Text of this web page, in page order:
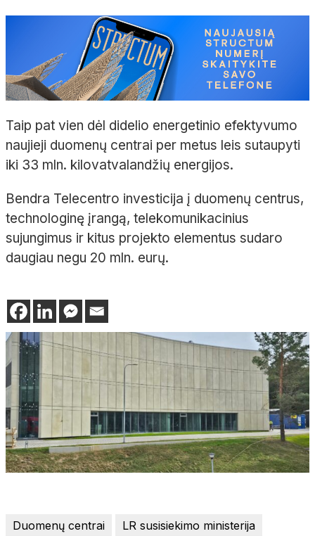
Taip pat vien dėl didelio energetinio efektyvumo
naujieji duomenų centrai per metus leis sutaupyti
iki 33 mln. kilovatvalandžių energijos.
Bendra Telecentro investicija į duomenų centrus,
technologinę įrangą, telekomunikacinius
sujungimus ir kitus projekto elementus sudaro
daugiau negu 20 mln. eurų.
Duomenų centrai
LR susisiekimo ministerija